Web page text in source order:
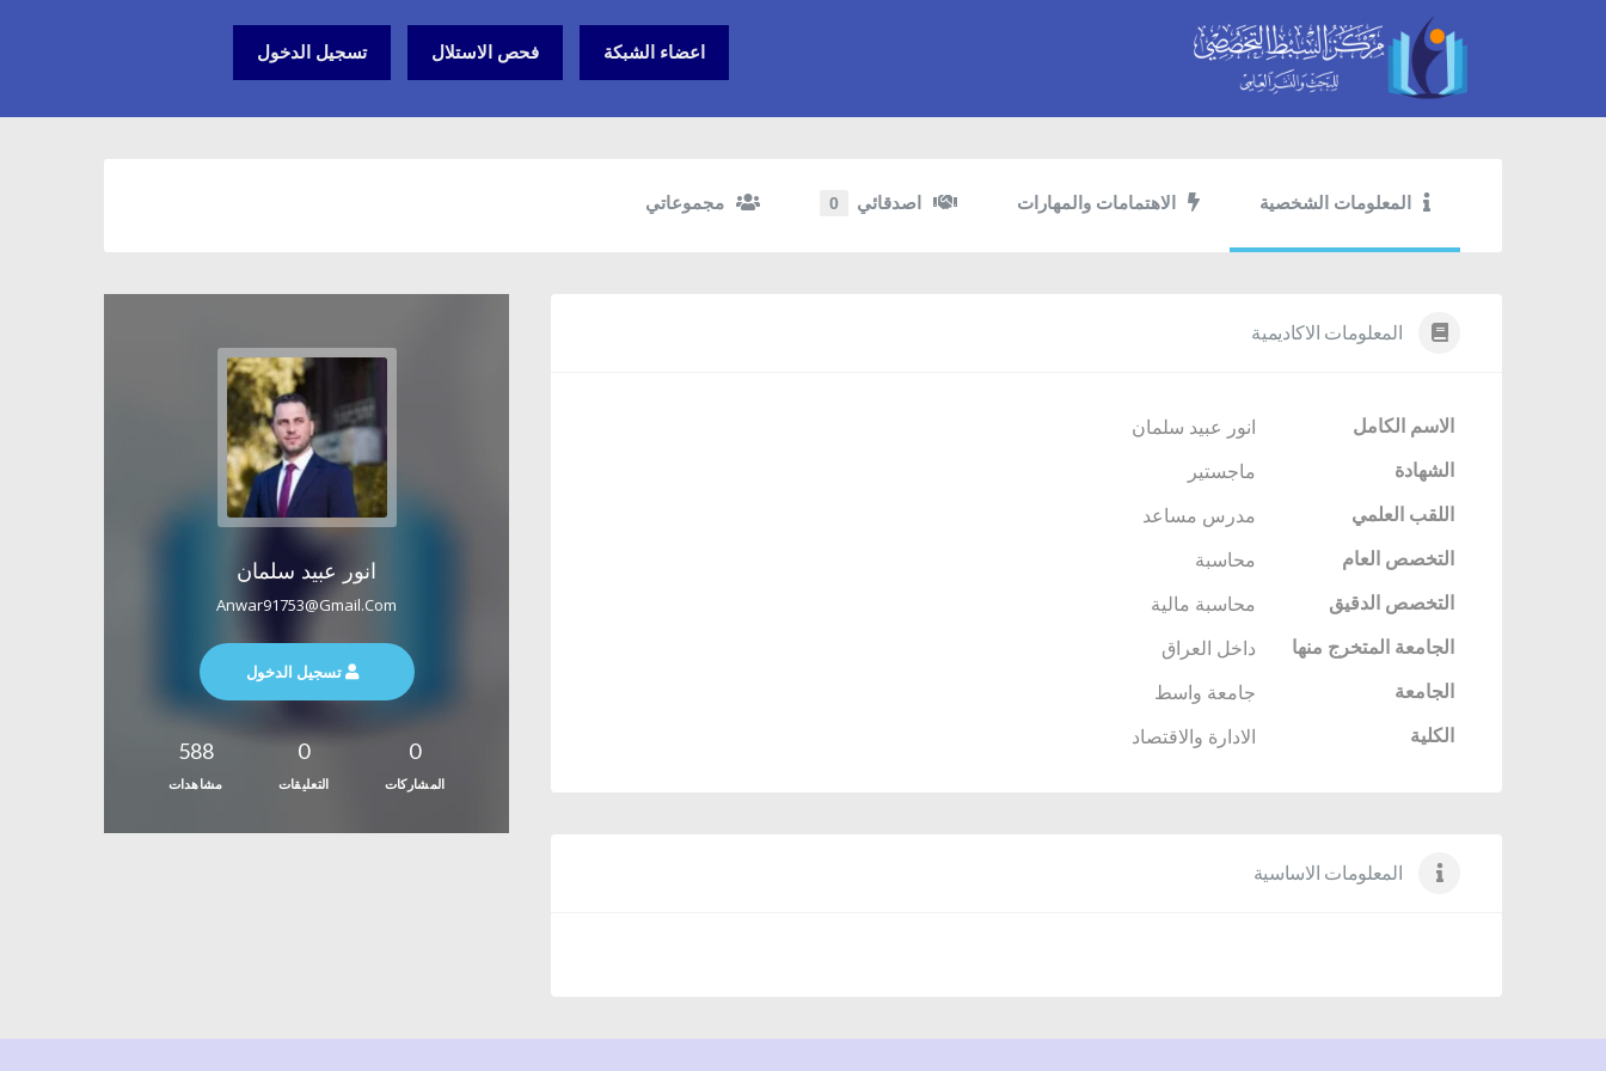
اعضاء الشبكة فحص الاستلال تسجيل الدخول
المعلومات الشخصية الاهتمامات والمهارات اصدقائي 0 مجموعاتي
انور عبيد سلمان
Anwar91753@gmail.com
تسجيل الدخول
0
المشاركات
0
التعليقات
588
مشاهدات
المعلومات الاكاديمية
الاسم الكامل انور عبيد سلمان
الشهادة ماجستير
اللقب العلمي مدرس مساعد
التخصص العام محاسبة
التخصص الدقيق محاسبة مالية
الجامعة المتخرج منها داخل العراق
الجامعة جامعة واسط
الكلية الادارة والاقتصاد
المعلومات الاساسية